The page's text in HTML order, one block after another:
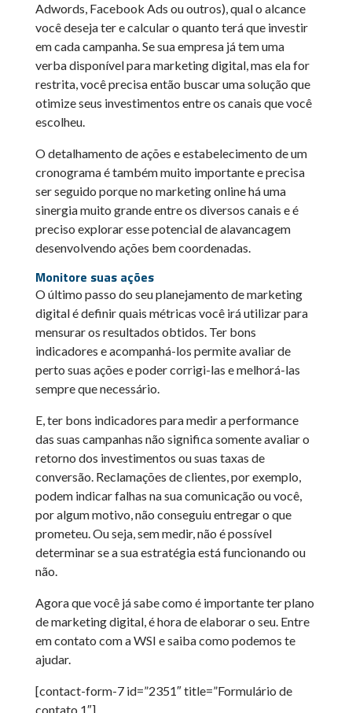
Adwords, Facebook Ads ou outros), qual o alcance
você deseja ter e calcular o quanto terá que investir
em cada campanha. Se sua empresa já tem uma
verba disponível para marketing digital, mas ela for
restrita, você precisa então buscar uma solução que
otimize seus investimentos entre os canais que você
escolheu.
O detalhamento de ações e estabelecimento de um
cronograma é também muito importante e precisa
ser seguido porque no marketing online há uma
sinergia muito grande entre os diversos canais e é
preciso explorar esse potencial de alavancagem
desenvolvendo ações bem coordenadas.
Monitore suas ações
O último passo do seu planejamento de marketing
digital é definir quais métricas você irá utilizar para
mensurar os resultados obtidos. Ter bons
indicadores e acompanhá-los permite avaliar de
perto suas ações e poder corrigi-las e melhorá-las
sempre que necessário.
E, ter bons indicadores para medir a performance
das suas campanhas não significa somente avaliar o
retorno dos investimentos ou suas taxas de
conversão. Reclamações de clientes, por exemplo,
podem indicar falhas na sua comunicação ou você,
por algum motivo, não conseguiu entregar o que
prometeu. Ou seja, sem medir, não é possível
determinar se a sua estratégia está funcionando ou
não.
Agora que você já sabe como é importante ter plano
de marketing digital, é hora de elaborar o seu. Entre
em contato com a WSI e saiba como podemos te
ajudar.
[contact-form-7 id=”2351″ title=”Formulário de
contato 1″]